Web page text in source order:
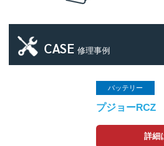
CASE 修理事例
バッテリー
プジョーRCZ
詳細